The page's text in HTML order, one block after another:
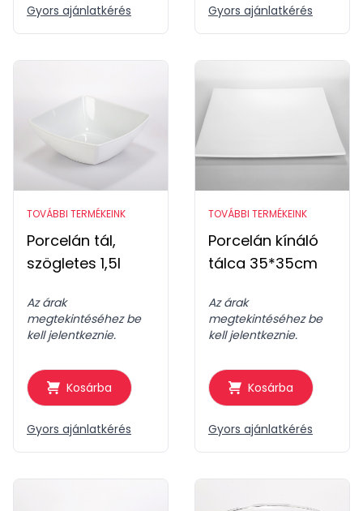
Gyors ajánlatkérés Gyors ajánlatkérés
TOVÁBBI TERMÉKEINK
Porcelán tál,
szögletes 1,5l
Az árak
megtekintéséhez be
kell jelentkeznie.
Kosárba
Gyors ajánlatkérés
TOVÁBBI TERMÉKEINK
Porcelán kínáló
tálca 35*35cm
Az árak
megtekintéséhez be
kell jelentkeznie.
Kosárba
Gyors ajánlatkérés